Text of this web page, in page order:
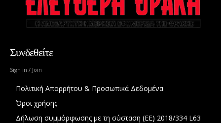
Συνδεθείτε
Sign in / Join
Πολιτική Απορρήτου & Προσωπικά Δεδομένα
Όροι χρήσης
Δήλωση συμμόρφωσης με τη σύσταση (ΕΕ) 2018/334 L63